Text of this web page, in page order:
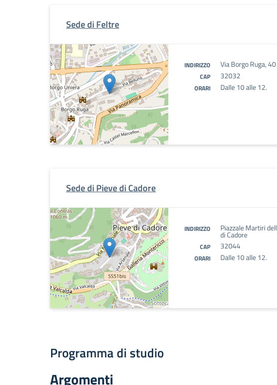
Sede di Feltre
INDIRIZZO Via Borgo Ruga,
CAP 32032
ORARI Dalle 10 alle 12.
Sede di Pieve di Cadore
INDIRIZZO Piazzale Martiri
di Cadore
CAP 32044
ORARI Dalle 10 alle 12.
Programma di studio
Argomenti